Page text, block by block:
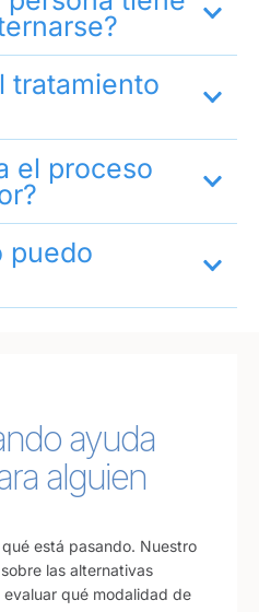
tratamiento
el proceso
puedo
ayuda
alguien
está pasando. Nuestro
las alternativas
qué modalidad de